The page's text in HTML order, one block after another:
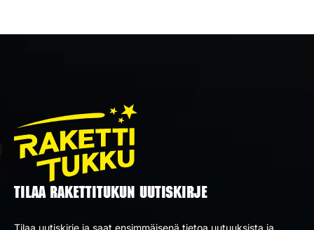
TILAA RAKETTITUKUN UUTISKIRJE